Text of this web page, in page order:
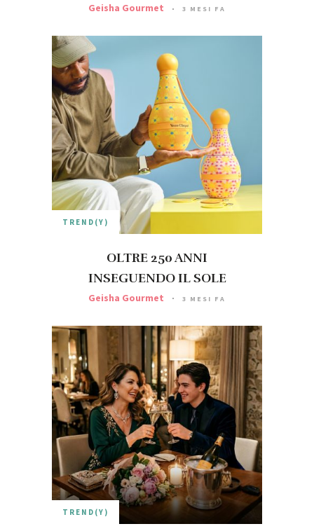
Geisha Gourmet 3 MESI FA
TREND(Y)
OLTRE 250 ANNI
INSEGUENDO IL SOLE
Geisha Gourmet 3 MESI FA
TREND(Y)